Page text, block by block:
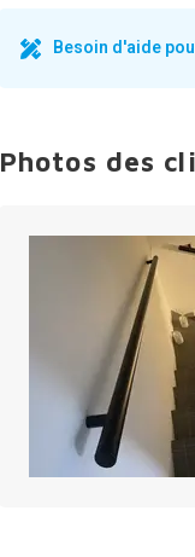
Besoin d'aide
Photos des